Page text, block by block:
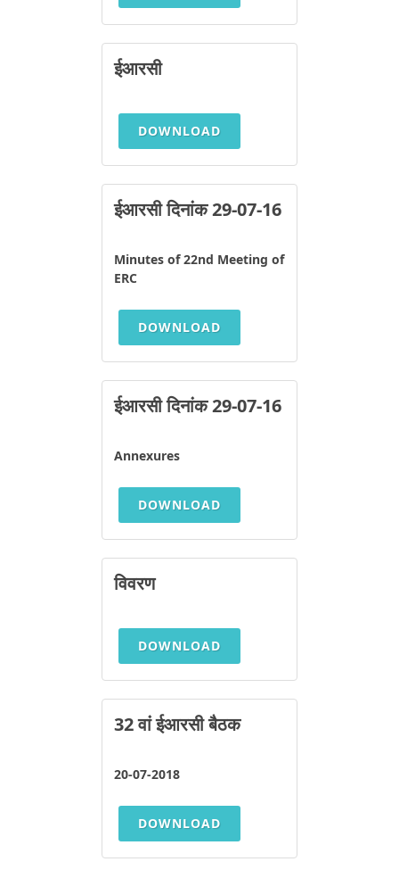
ईआरसी
DOWNLOAD
ईआरसी दिनांक 29-07-16
Minutes of 22nd Meeting of
ERC
DOWNLOAD
ईआरसी दिनांक 29-07-16
Annexures
DOWNLOAD
विवरण
DOWNLOAD
32 वां ईआरसी बैठक
20-07-2018
DOWNLOAD